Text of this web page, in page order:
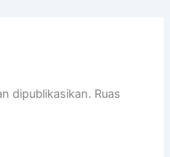
dipublikasikan. Ruas